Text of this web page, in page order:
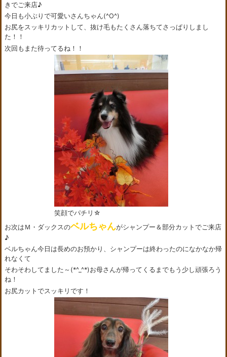
きでご来店♪
今日も小ぶりで可愛いさんちゃん(^O^)
お尻をスッキリカットして、抜け毛もたくさん落ちてさっぱりしまし
た！！
次回もまた待ってるね！！
笑顔でパチリ☆
お次はＭ・ダックスのベルちゃんがシャンプー＆部分カットでご来店
♪
ベルちゃん今日は長めのお預かり、シャンプーは終わったのになかなか帰
れなくて
そわそわしてました～(*^_^*)お母さんが帰ってくるまでもう少し頑張ろう
ね！
お尻カットでスッキリです！